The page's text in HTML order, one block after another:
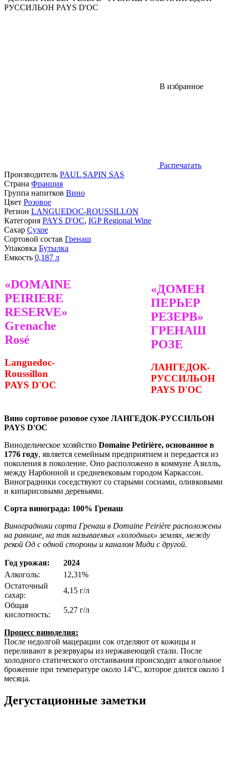
РУССИЛЬОН PAYS D'OC
В избранное
Распечатать
Производитель PAUL SAPIN SAS
Страна Франция
Группа напитков Вино
Цвет Розовое
Регион LANGUEDOC-ROUSSILLON
Категория PAYS D'OC, IGP Regional Wine
Сахар Сухое
Сортовой состав Гренаш
Упаковка Бутылка
Емкость 0,187 л
«DOMAINE
PEIRIERE
RESERVE»
Grenache
Rosé
Languedoc-
Roussillon
PAYS D'OC
«ДОМЕН
ПЕРЬЕР
РЕЗЕРВ»
ГРЕНАШ
РОЗЕ
ЛАНГЕДОК-
РУССИЛЬОН
PAYS D'OC
Вино сортовое розовое сухое ЛАНГЕДОК-РУССИЛЬОН
PAYS D'OC
Винодельческое хозяйство Domaine Petirière, основанное в
1776 году, является семейным предприятием и передается из
поколения в поколение. Оно расположено в коммуне Азилль,
между Нарбонной и средневековым городом Каркассон.
Виноградники соседствуют со старыми соснами, оливковыми
и кипарисовыми деревьями.
Сорта винограда: 100% Гренаш
Виноградники сорта Гренаш в Domaine Peirière расположены
на равнине, на так называемых «холодных» землях, между
рекой Од с одной стороны и каналом Миди с другой.
Год урожая:
2024
Алкоголь:
12,31%
Остаточный
сахар:
4,15 г/л
Общая
кислотность:
5,27 г/л
Процесс виноделия:
После недолгой мацерации сок отделяют от кожицы и
переливают в резервуары из нержавеющей стали. После
холодного статического отстаивания происходит алкогольное
брожение при температуре около 14°C, которое длится около 1
месяца.
Дегустационные заметки